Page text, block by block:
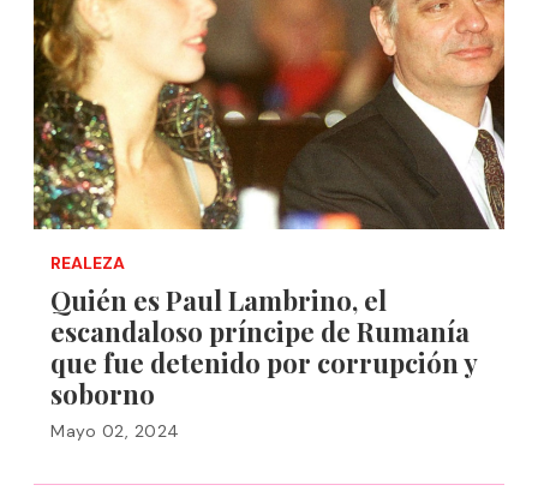
REALEZA
Quién es Paul Lambrino, el
escandaloso príncipe de Rumanía
que fue detenido por corrupción y
soborno
Mayo 02, 2024